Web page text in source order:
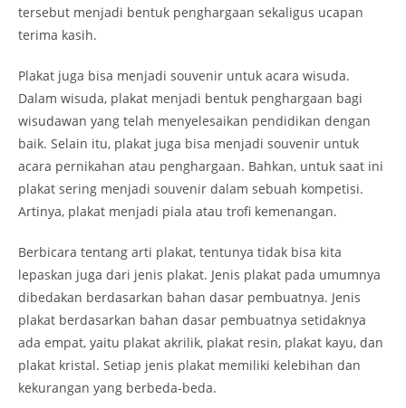
tersebut menjadi bentuk penghargaan sekaligus ucapan
terima kasih.
Plakat juga bisa menjadi souvenir untuk acara wisuda.
Dalam wisuda, plakat menjadi bentuk penghargaan bagi
wisudawan yang telah menyelesaikan pendidikan dengan
baik. Selain itu, plakat juga bisa menjadi souvenir untuk
acara pernikahan atau penghargaan. Bahkan, untuk saat ini
plakat sering menjadi souvenir dalam sebuah kompetisi.
Artinya, plakat menjadi piala atau trofi kemenangan.
Berbicara tentang arti plakat, tentunya tidak bisa kita
lepaskan juga dari jenis plakat. Jenis plakat pada umumnya
dibedakan berdasarkan bahan dasar pembuatnya. Jenis
plakat berdasarkan bahan dasar pembuatnya setidaknya
ada empat, yaitu plakat akrilik, plakat resin, plakat kayu, dan
plakat kristal. Setiap jenis plakat memiliki kelebihan dan
kekurangan yang berbeda-beda.